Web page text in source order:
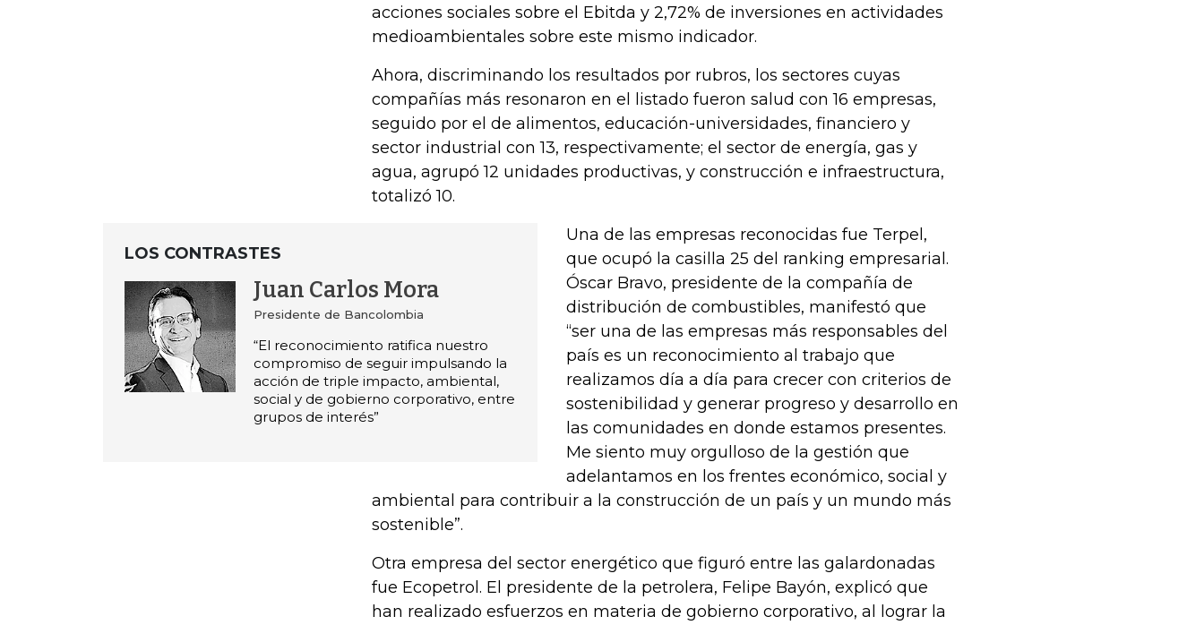
acciones sociales sobre el Ebitda y 2,72% de inversiones en actividades
medioambientales sobre este mismo indicador.
Ahora, discriminando los resultados por rubros, los sectores cuyas
compañías más resonaron en el listado fueron salud con 16 empresas,
seguido por el de alimentos, educación-universidades, financiero y
sector industrial con 13, respectivamente; el sector de energía, gas y
agua, agrupó 12 unidades productivas, y construcción e infraestructura,
totalizó 10.
LOS CONTRASTES
Juan Carlos Mora
Presidente de Bancolombia
“El reconocimiento ratifica nuestro
compromiso de seguir impulsando la
acción de triple impacto, ambiental,
social y de gobierno corporativo, entre
grupos de interés”
Una de las empresas reconocidas fue Terpel,
que ocupó la casilla 25 del ranking empresarial.
Óscar Bravo, presidente de la compañía de
distribución de combustibles, manifestó que
“ser una de las empresas más responsables del
país es un reconocimiento al trabajo que
realizamos día a día para crecer con criterios de
sostenibilidad y generar progreso y desarrollo en
las comunidades en donde estamos presentes.
Me siento muy orgulloso de la gestión que
adelantamos en los frentes económico, social y
ambiental para contribuir a la construcción de un país y un mundo más
sostenible”.
Otra empresa del sector energético que figuró entre las galardonadas
fue Ecopetrol. El presidente de la petrolera, Felipe Bayón, explicó que
han realizado esfuerzos en materia de gobierno corporativo, al lograr la